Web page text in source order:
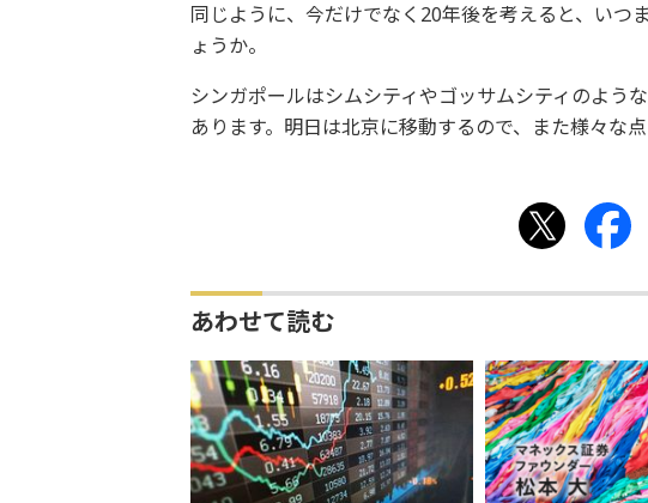
同じように、今だけでなく20年後を考えると、いつ
ょうか。
シンガポールはシムシティやゴッサムシティのよう
あります。明日は北京に移動するので、また様々な
あわせて読む